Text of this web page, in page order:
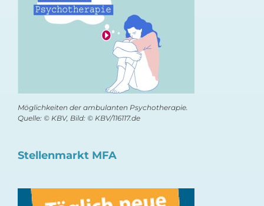
Möglichkeiten der ambulanten Psychotherapie.
Quelle: © KBV, Bild: © KBV/116117.de
Stellenmarkt MFA